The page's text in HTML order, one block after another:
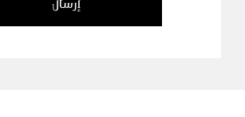
إرسال